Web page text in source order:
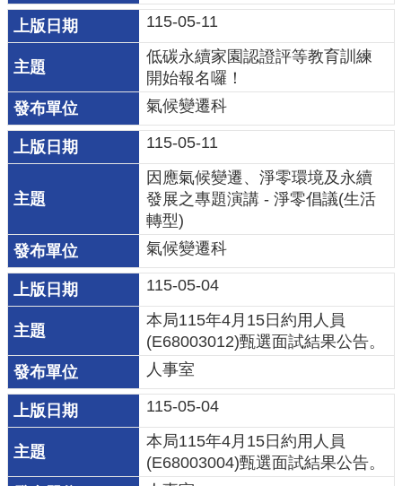
全
政
策
政
府
網
站
資
開
放
宣
告
絡
我
們
115-05-11
低碳永續家園認證評等教育訓練
開始報名囉！
氣候變遷科
115-05-11
因應氣候變遷、淨零環境及永續
發展之專題演講 - 淨零倡議(生活
轉型)
氣候變遷科
115-05-04
本局115年4⽉15日約用人員
(E68003012)甄選⾯試結果公告。
人事室
115-05-04
本局115年4⽉15日約用人員
(E68003004)甄選⾯試結果公告。